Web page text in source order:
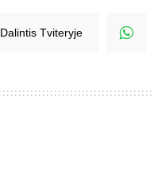
Dalintis Tviteryje